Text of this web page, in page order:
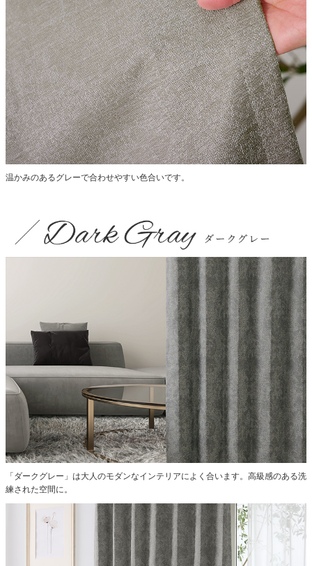
温かみのあるグレーで合わせやすい色合いです。
「ダークグレー」は大人のモダンなインテリアによく合います。高級感のある洗
練された空間に。